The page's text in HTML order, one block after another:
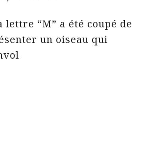
lettre “M” a été coupé de
un oiseau qui